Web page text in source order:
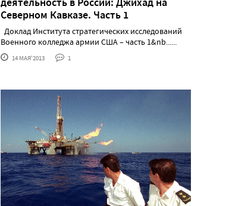
Северном Кавказе. Часть 1
Доклад Института стратегических исследований
Военного колледжа армии США – часть 1&nb......
14 МАЯ'2013 1